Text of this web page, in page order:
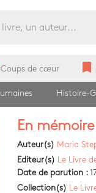
Coups de cœur bookmark
Histoire-
En
Auteur(s) Maria
Editeur(s)
Le Livre
Date de parution :
Collection(s)
Le